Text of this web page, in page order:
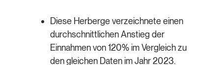
Diese Herberge verzeichnete einen
durchschnittlichen Anstieg der
Einnahmen von 120% im Vergleich zu
den gleichen Daten im Jahr 2023.